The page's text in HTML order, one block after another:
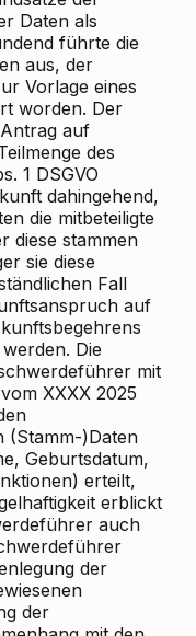
Daten als
führte die
aus, der
Vorlage eines
worden. Der
auf
des
1 DSGVO
dahingehend,
die mitbeteiligte
diese stammen
sie diese
Fall
auf
Die
mit
XXXX 2025
(Stamm-)Daten
Geburtsdatum,
erteilt,
erblickt
auch
der
der